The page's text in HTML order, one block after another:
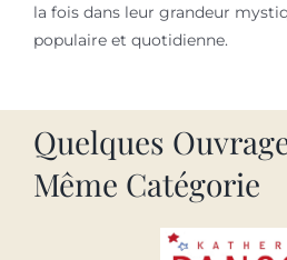
la fois dans leur grandeur
populaire et quotidienne.
Quelques
Même Catégorie